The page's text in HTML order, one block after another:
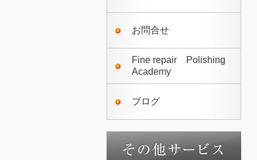
お問合せ
Fine repair Polishing
Academy
ブログ